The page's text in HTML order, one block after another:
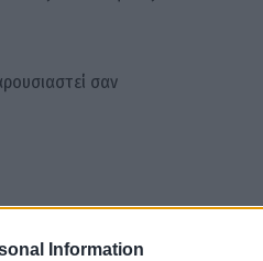
Information
σαν
Τσίπρας.